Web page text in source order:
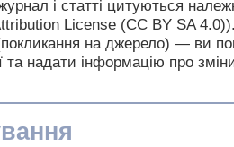
і статті цитуються
License (CC BY SA
на джерело) — ви
та надати інформацію про